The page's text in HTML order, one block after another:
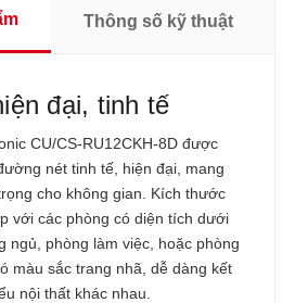
Thông số kỹ thuật
đại, tinh tế
CU/CS-RU12CKH-8D được
nét tinh tế, hiện đại, mang
cho không gian. Kích thước
với các phòng có diện tích dưới
ngủ, phòng làm việc, hoặc phòng
màu sắc trang nhã, dễ dàng kết
nội thất khác nhau.